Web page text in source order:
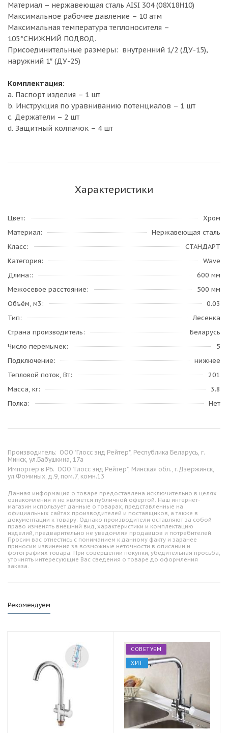
Материал – нержавеющая сталь AISI 304 (08X18H10)
Максимальное рабочее давление – 10 атм
Максимальная температура теплоносителя –
105°СНИЖНИЙ ПОДВОД.
Присоединительные размеры: внутренний 1/2 (ДУ-15),
наружний 1″ (ДУ-25)
Комплектация:
a. Паспорт изделия – 1 шт
b. Инструкция по уравниванию потенциалов – 1 шт
c. Держатели – 2 шт
d. Защитный колпачок – 4 шт
Характеристики
Цвет
Хром
Материал
Нержавеющая сталь
Класс
СТАНДАРТ
Категория
Wave
Длина:
600 мм
Межосевое расстояние
500 мм
Объём, м3
0.03
Тип
Лесенка
Страна производитель
Беларусь
Число перемычек
5
Подключение
нижнее
Тепловой поток, Вт
201
Масса, кг
3.8
Полка
Нет
Производитель: ООО "Глосс энд Рейтер", Республика Беларусь, г.
Минск, ул.Бабушкина, 17а
Импортёр в РБ: ООО "Глосс энд Рейтер", Минская обл., г.Дзержинск,
ул.Фоминых, д.9, пом.7, комн.13
Данная информация о товаре предоставлена исключительно в целях
ознакомления и не является публичной офертой. Наш интернет-
магазин использует данные о товарах, представленные на
официальных сайтах производителей и поставщиков, а также в
документации к товару. Однако производители оставляют за собой
право изменять внешний вид, характеристики и комплектацию
изделий, предварительно не уведомляя продавцов и потребителей.
Просим вас отнестись с пониманием к данному факту и заранее
приносим извинения за возможные неточности в описании и
фотографиях товара. При совершении покупки, убедительная просьба,
уточнять интересующие Вас сведения о товаре до оформления
заказа.
Рекомендуем
СОВЕТУЕМ
ХИТ